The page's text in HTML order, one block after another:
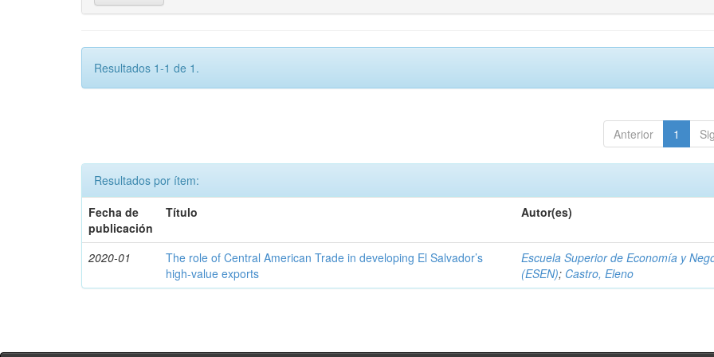
Resultados 1-1 de 1.
Anterior 1
Resultados por ítem:
Fecha de
publicación
Título Autor(es)
2020-01
The role of Central American Trade in developing El Salvador’s
high-value exports
Escuela Superior de Economía y
(ESEN); Castro, Eleno